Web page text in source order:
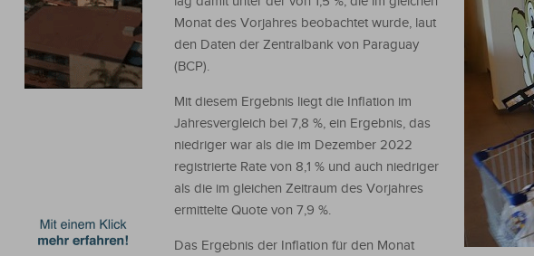
Monat des Vorjahres beobachtet wurde, laut
den Daten der Zentralbank von Paraguay
(BCP).
Mit diesem Ergebnis liegt die Inflation im
Jahresvergleich bei 7,8 %, ein Ergebnis, das
niedriger war als die im Dezember 2022
registrierte Rate von 8,1 % und auch niedriger
als die im gleichen Zeitraum des Vorjahres
ermittelte Quote von 7,9 %.
Das Ergebnis der Inflation für den Monat